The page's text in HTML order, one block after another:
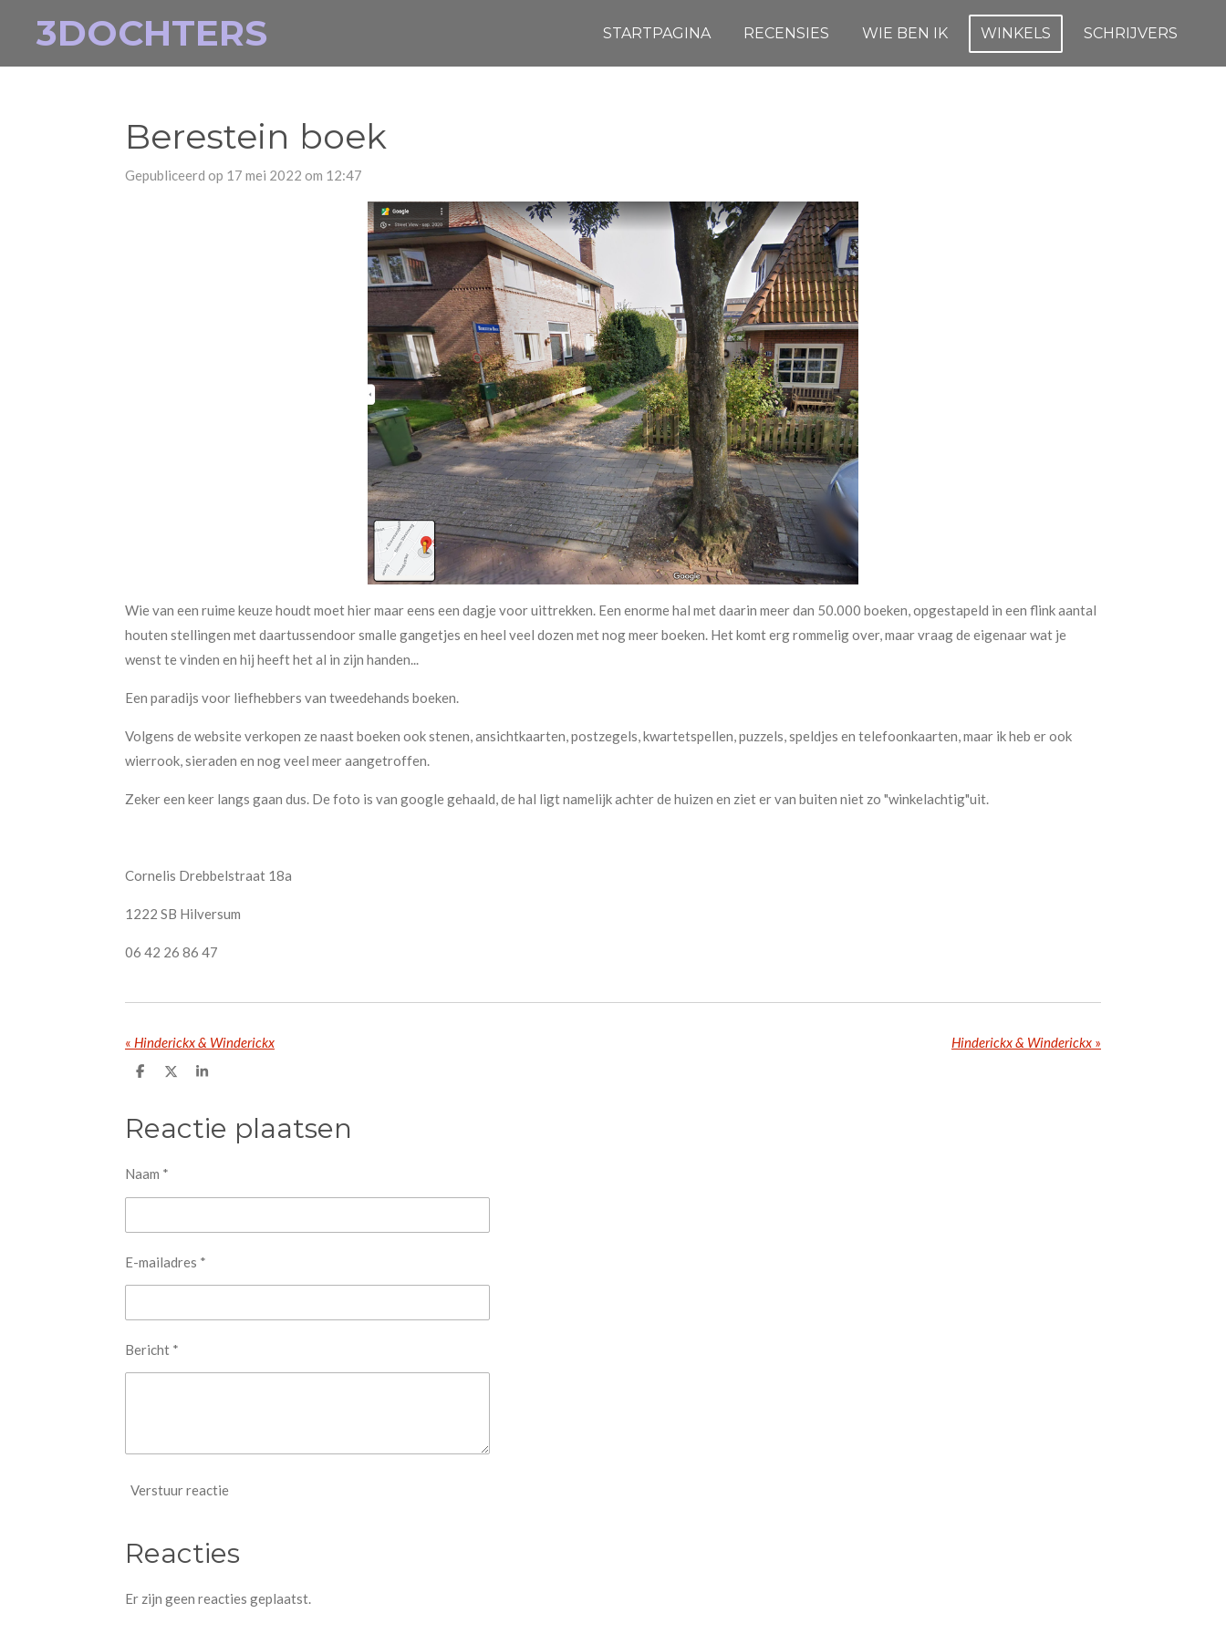
direct
naar
3DOCHTERS STARTPAGINA RECENSIES WIE BEN IK WINKELS SCHRIJVERS
Berestein boek
Gepubliceerd op 17 mei 2022 om 12:47
Wie van een ruime keuze houdt moet hier maar eens een dagje voor uittrekken. Een enorme hal met daarin meer dan 50.000 boeken, opgestapeld in een flink aantal
houten stellingen met daartussendoor smalle gangetjes en heel veel dozen met nog meer boeken. Het komt erg rommelig over, maar vraag de eigenaar wat je
wenst te vinden en hij heeft het al in zijn handen...
Een paradijs voor liefhebbers van tweedehands boeken.
Volgens de website verkopen ze naast boeken ook stenen, ansichtkaarten, postzegels, kwartetspellen, puzzels, speldjes en telefoonkaarten, maar ik heb er ook
wierrook, sieraden en nog veel meer aangetroffen.
Zeker een keer langs gaan dus. De foto is van google gehaald, de hal ligt namelijk achter de huizen en ziet er van buiten niet zo "winkelachtig"uit.
Cornelis Drebbelstraat 18a
1222 SB Hilversum
06 42 26 86 47
« Hinderickx & Winderickx Hinderickx & Winderickx »
D
e
n
D
S
Reactie plaatsen
Naam *
E-mailadres *
Bericht *
Verstuur reactie
Reacties
Er zijn geen reacties geplaatst.